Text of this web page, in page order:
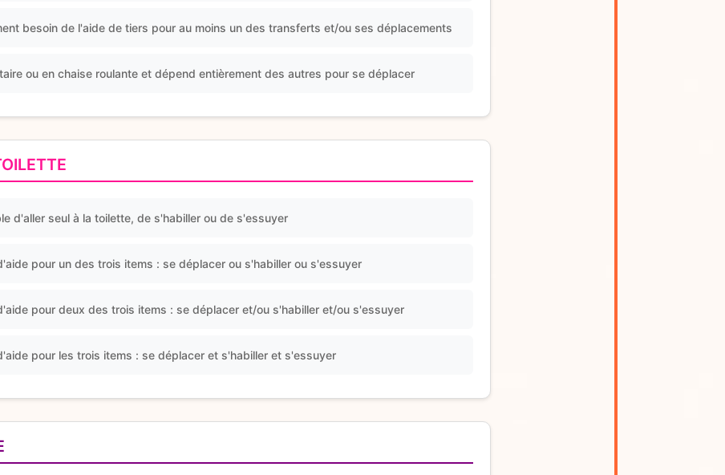
besoin de l'aide de tiers pour au moins un des transferts et/ou ses déplacements
ou en chaise roulante et dépend entièrement des autres pour se déplacer
d'aller seul à la toilette, de s'habiller ou de s'essuyer
pour un des trois items : se déplacer ou s'habiller ou s'essuyer
pour deux des trois items : se déplacer et/ou s'habiller et/ou s'essuyer
pour les trois items : se déplacer et s'habiller et s'essuyer